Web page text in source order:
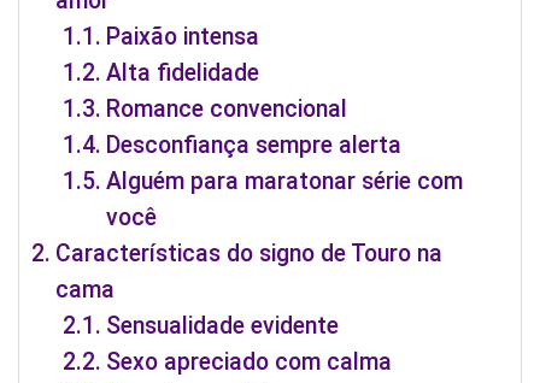
Paixão intensa
Alta fidelidade
Romance convencional
Desconfiança sempre alerta
Alguém para maratonar série com
você
Características do signo de Touro na
cama
Sensualidade evidente
Sexo apreciado com calma